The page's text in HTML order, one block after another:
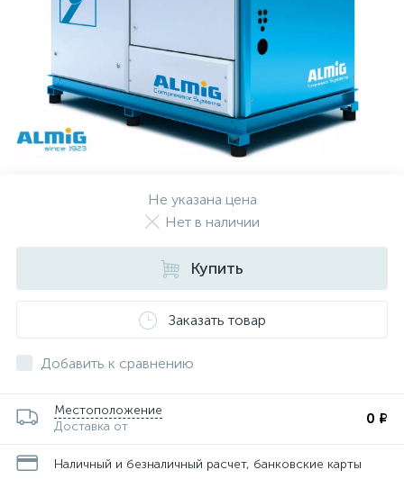
Не указана цена
Нет в наличии
Купить
Заказать товар
Добавить к сравнению
Местоположение
Доставка от
0 ₽
Наличный и безналичный расчет, банковские карты